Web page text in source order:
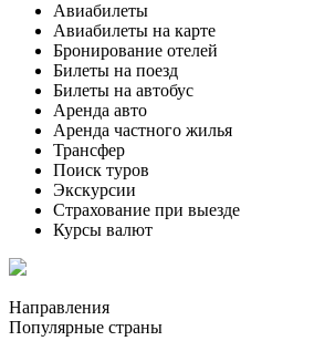
Авиабилеты
Авиабилеты на карте
Бронирование отелей
Билеты на поезд
Билеты на автобус
Аренда авто
Аренда частного жилья
Трансфер
Поиск туров
Экскурсии
Страхование при выезде
Курсы валют
Направления
Популярные страны